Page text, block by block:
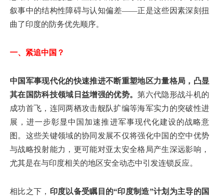
叙事中的结构性障碍与认知偏差——正是这些因素深刻扭
曲了印度的防务优先顺序。
一、紧追中国？
中国军事现代化的快速推进不断重塑地区力量格局，凸显
其在国防科技领域日益增强的优势。第六代隐形战斗机的
成功首飞，连同两栖攻击舰队扩编等海军实力的突破性进
展，进一步彰显中国加速推进军事现代化建设的战略意
图。这些关键领域的协同发展不仅将强化中国的空中优势
与战略投射能力，更可能对亚太安全格局产生深远影响，
尤其是在与印度相关的地区安全动态中引发连锁反应。
相比之下，
印度以备受瞩目的“印度制造”计划为主导的国